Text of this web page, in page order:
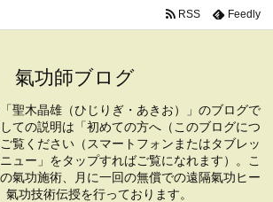
氣功師ブログ
聖木晶雄（ひじりぎ・あきお）」のブログで
ての説明は「初めての方へ（このブログにつ
覧ください（スマートフォンまたはタブレッ
ュー」をタップすればご覧になれます）。こ
氣功施術、月に一回の無償での遠隔氣功ヒー
氣功技術伝授を行っております。
RSS Feedly